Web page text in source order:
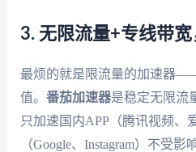
3. 无限流量+专线带
最烦的就是限流量的加速器
值。 番茄加速器是稳定无限流
只加速国内APP（腾讯视频、
（Google、Instagram）不受